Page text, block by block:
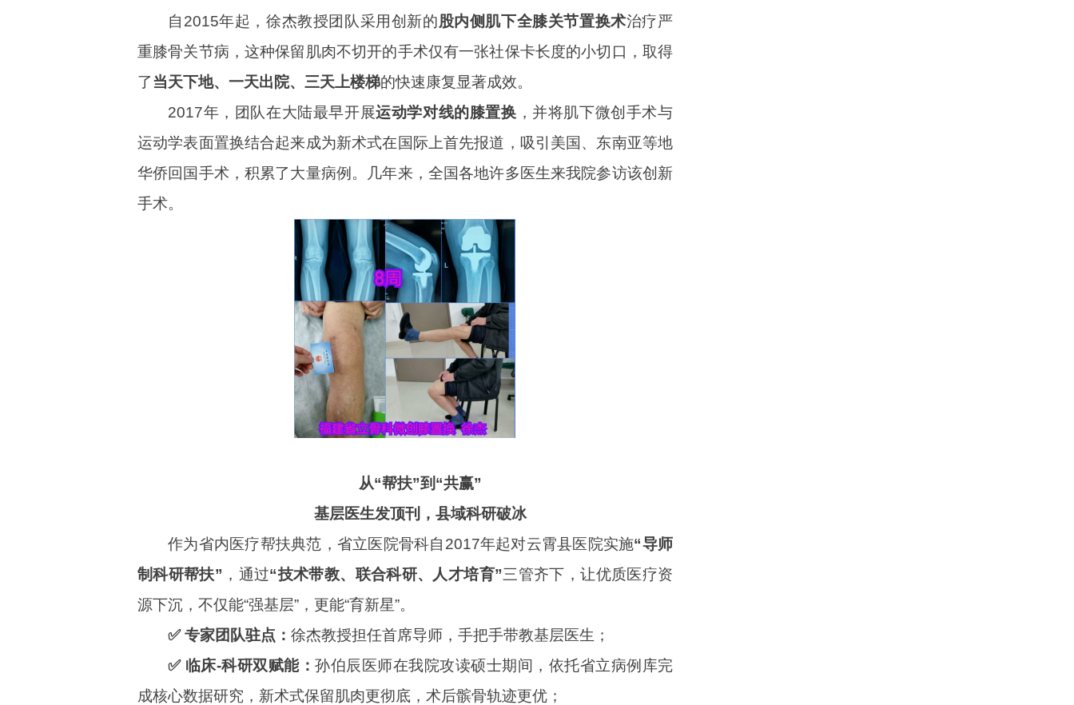
自2015年起，徐杰教授团队采用创新的股内侧肌下全膝关节置换术治疗严
重膝骨关节病，这种保留肌肉不切开的手术仅有一张社保卡长度的小切口，取得
了当天下地、一天出院、三天上楼梯的快速康复显著成效。
2017年，团队在大陆最早开展运动学对线的膝置换 ，并将肌下微创手术与
运动学表面置换结合起来成为新术式在国际上首先报道，吸引美国、东南亚等地
华侨回国手术，积累了大量病例。几年来，全国各地许多医生来我院参访该创新
手术。
从“帮扶”到“共赢”
基层医生发顶刊，县域科研破冰
作为省内医疗帮扶典范，省立医院骨科自2017年起对云霄县医院实施“导师
制科研帮扶” ，通过“技术带教、联合科研、人才培育”三管齐下，让优质医疗资
源下沉，不仅能“强基层”，更能“育新星”。
✅ 专家团队驻点： 徐杰教授担任首席导师，手把手带教基层医生；
✅ 临床-科研双赋能：孙伯辰医师在我院攻读硕士期间，依托省立病例库完
成核心数据研究，新术式保留肌肉更彻底，术后髌骨轨迹更优；